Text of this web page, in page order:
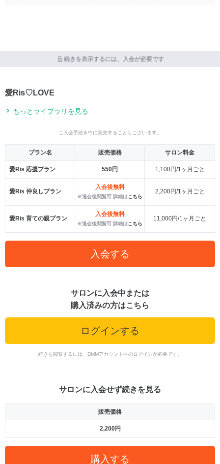
続きを表示するには、入会が必要です
愛Ris♡LOVE
もっとライブラリを見る
ご入会手続き中に完売することもございます。
プラン名 販売価格 サロン料金
愛Ris 応援プラン 550円 1,100円/1ヶ月ごと
愛Ris 仲良しプラン
入会後無料
※退会後閲覧可 詳細はこちら
2,200円/1ヶ月ごと
愛Ris 育ての親プラン
入会後無料
※退会後閲覧可 詳細はこちら
11,000円/1ヶ月ごと
入会する
サロンに入会中または
購入済みの方はこちら
ログインする
続きを閲覧するには、DMMアカウントへのログインが必要です。
サロンに入会せず続きを見る
販売価格
2,200円
購入する